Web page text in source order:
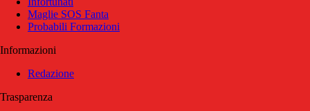
Maglie SOS Fanta
Probabili Formazioni
Informazioni
Redazione
Trasparenza